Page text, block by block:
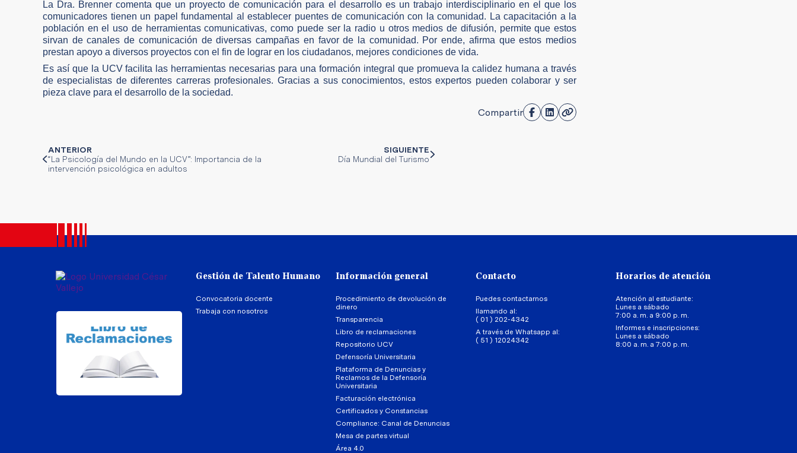
La Dra. Brenner comenta que un proyecto de comunicación para el desarrollo es un trabajo interdisciplinario en el que los
comunicadores tienen un papel fundamental al establecer puentes de comunicación con la comunidad. La capacitación a la
población en el uso de herramientas comunicativas, como puede ser la radio u otros medios de difusión, permite que estos
sirvan de canales de comunicación de diversas campañas en favor de la comunidad. Por ende, afirma que estos medios
prestan apoyo a diversos proyectos con el fin de lograr en los ciudadanos, mejores condiciones de vida.
Es así que la UCV facilita las herramientas necesarias para una formación integral que promueva la calidez humana a través
de especialistas de diferentes carreras profesionales. Gracias a sus conocimientos, estos expertos pueden colaborar y ser
pieza clave para el desarrollo de la sociedad.
Compartir
ANTERIOR
“La Psicología del Mundo en la UCV”: Importancia de la
intervención psicológica en adultos
SIGUIENTE
Día Mundial del Turismo
Gestión de Talento Humano
Convocatoria docente
Trabaja con nosotros
Información general
Procedimiento de devolución de
dinero
Transparencia
Libro de reclamaciones
Repositorio UCV
Defensoría Universitaria
Plataforma de Denuncias y
Reclamos de la Defensoría
Universitaria
Facturación electrónica
Certificados y Constancias
Compliance: Canal de Denuncias
Mesa de partes virtual
Área 4.0
Contacto
Puedes contactarnos
llamando al:
( 01 ) 202-4342
A través de Whatsapp al:
( 51 ) 12024342
Horarios de atención
Atención al estudiante:
Lunes a sábado
7:00 a. m. a 9:00 p. m.
Informes e inscripciones:
Lunes a sábado
8:00 a. m. a 7:00 p. m.